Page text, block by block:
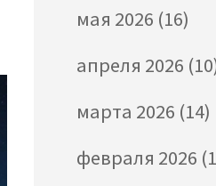
мая 2026 (16)
апреля 2026
марта 2026 (14)
февраля 2026